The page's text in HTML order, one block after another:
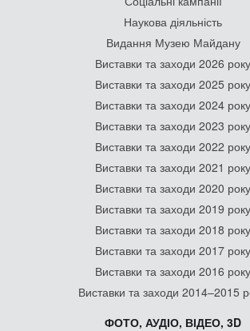
Наукова діяльність
Видання Музею Майдану
Виставки та заходи 2026 року
Виставки та заходи 2025 року
Виставки та заходи 2024 року
Виставки та заходи 2023 року
Виставки та заходи 2022 року
Виставки та заходи 2021 року
Виставки та заходи 2020 року
Виставки та заходи 2019 року
Виставки та заходи 2018 року
Виставки та заходи 2017 року
Виставки та заходи 2016 року
Виставки та заходи 2014–2015
ФОТО, АУДІО, ВІДЕО, 3D